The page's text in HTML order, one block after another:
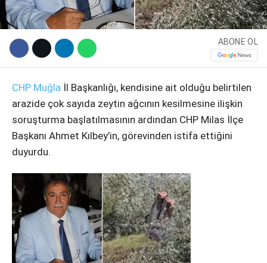
Facebook
ABONE OL
CHP Muğla İl Başkanlığı, kendisine ait olduğu belirtilen
arazide çok sayıda zeytin ağcının kesilmesine ilişkin
soruşturma başlatılmasının ardından CHP Milas İlçe
Başkanı Ahmet Kılbey’in, görevinden istifa ettiğini
duyurdu.